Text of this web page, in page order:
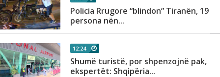
Policia Rrugore “blindon” Tiranën, 19
persona nën...
12:24
Shumë turistë, por shpenzojnë pak,
ekspertët: Shqipëria...